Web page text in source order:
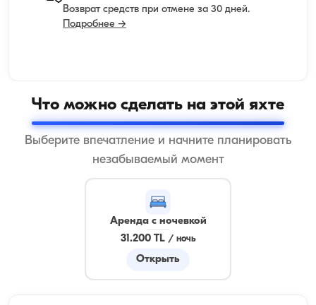
Возврат средств при отмене за 30 дней.
Подробнее →
Что можно сделать на этой яхте
Выберите впечатление и начните планировать
незабываемый момент
Аренда с ночевкой
31.200 TL/ ночь
Открыть